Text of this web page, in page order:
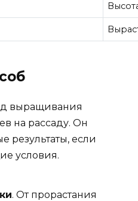
выращивания
на рассаду. Он
результаты, если
условия.
. От прорастания